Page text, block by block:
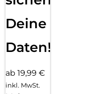
Deine
Daten!
ab 19,99 €
inkl. MwSt.